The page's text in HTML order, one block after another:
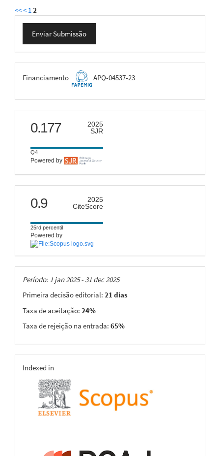
<<< 1 2
Enviar
Submissão
Enviar Submissão
FAPEMIG
Financiamento APQ-04537-23
scimago
0.177
2025
SJR
Q4
Powered by
citescore
0.9
2025
CiteScore
25rd percentil
Powered by
Taxas
Período: 1 jan 2025 - 31 dec 2025
Primeira decisão editorial: 21 dias
Taxa de aceitação: 24%
Taxa de rejeição na entrada: 65%
indexing
Indexed in